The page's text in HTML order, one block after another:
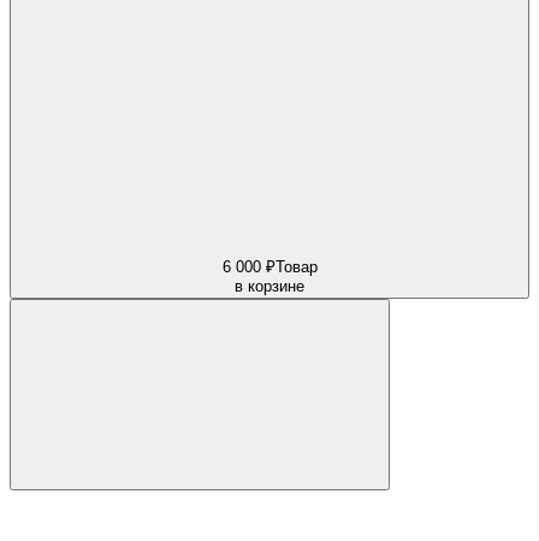
6 000 ₽Товар
в корзине